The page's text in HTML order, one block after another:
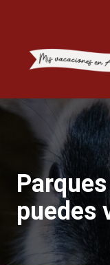
puedes